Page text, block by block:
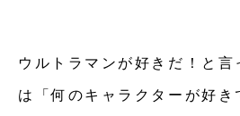
ウルトラマンが好きだ！と言
は「何のキャラクターが好き